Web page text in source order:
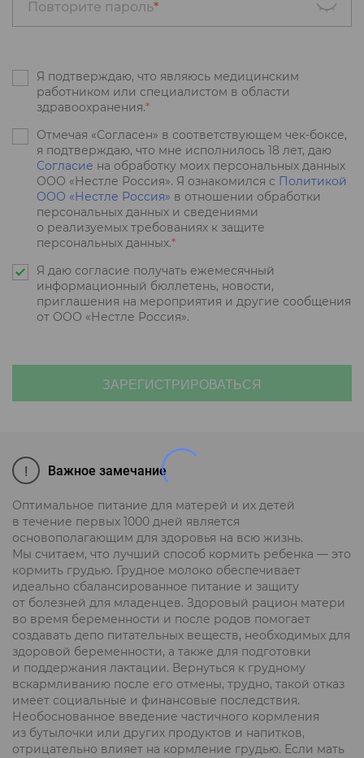
Повторите пароль*
Я подтверждаю, что являюсь медицинским
работником или специалистом в области
здравоохранения.*
Отмечая «Согласен» в соответствующем чек-боксе,
я подтверждаю, что мне исполнилось 18 лет, даю
Согласие на обработку моих персональных данных
ООО «Нестле Россия». Я ознакомился с
Политикой
ООО «Нестле Россия» в отношении обработки
персональных данных и сведениями
о реализуемых требованиях к защите
персональных данных.*
Я даю согласие получать ежемесячный
информационный бюллетень, новости,
приглашения на мероприятия и другие сообщения
от ООО «Нестле Россия».
ЗАРЕГИСТРИРОВАТЬСЯ
Важное замечание
Оптимальное питание для матерей и их детей
в течение первых 1000 дней является
основополагающим для здоровья на всю жизнь.
Мы считаем, что лучший способ кормить ребенка — это
кормить грудью. Грудное молоко обеспечивает
идеально сбалансированное питание и защиту
от болезней для младенцев. Здоровый рацион матери
во время беременности и после родов помогает
создавать депо питательных веществ, необходимых для
здоровой беременности, а также для подготовки
и поддержания лактации. Вернуться к грудному
вскармливанию после его отмены, трудно, такой отказ
имеет социальные и финансовые последствия.
Необоснованное введение частичного кормления
из бутылочки или других продуктов и напитков,
отрицательно влияет на кормление грудью. Если мать